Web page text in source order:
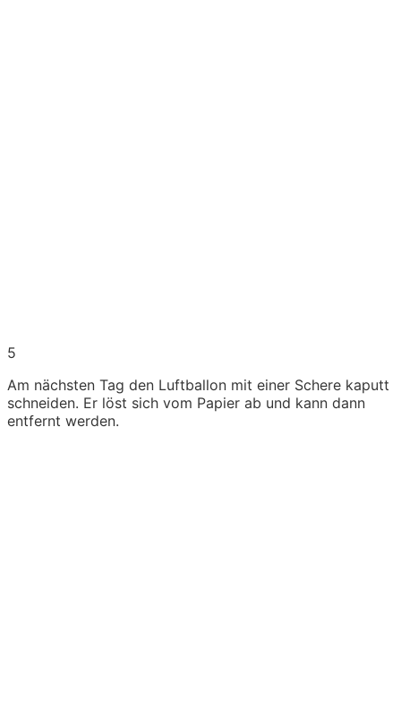
5
Am nächsten Tag den Luftballon mit einer Schere kaputt
schneiden. Er löst sich vom Papier ab und kann dann
entfernt werden.